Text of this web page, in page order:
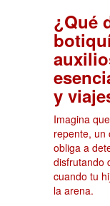
¿Qué
y
Imagina
repente, un
obliga a
disfrutando
cuando tu
la arena.